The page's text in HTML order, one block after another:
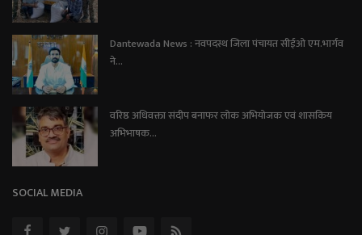
Dantewada News : नवपदस्थ जिला पंचायत सीईओ एम.भार्गव
ने...
वरिष्ठ अधिवक्ता संदीप बनाफर लोक अभियोजक एवं शासकिय
अभिभाषक...
SOCIAL MEDIA